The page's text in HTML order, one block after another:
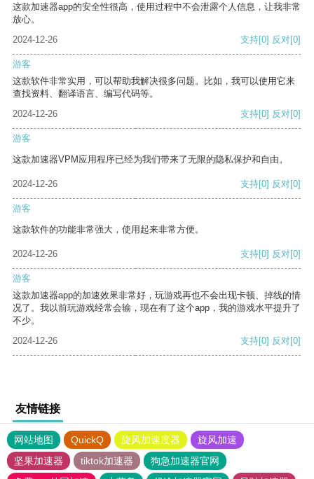
这款加速器app的安全性很高，使用过程中不会泄露个人信息，让我非常
放心。
2024-12-26
支持[0] 反对[0]
游客
这款软件非常实用，可以帮助我解决很多问题。比如，我可以使用它来
查找资料、翻译语言、编写代码等。
2024-12-26
支持[0] 反对[0]
游客
这款加速器VPM应用程序已经为我们带来了无限的隐私保护和自由。
2024-12-26 支持[0] 反对[0]
游客
这款软件的功能非常强大，使用起来非常方便。
2024-12-26 支持[0] 反对[0]
游客
这款加速器app的加速效果非常好，玩游戏再也不会出现卡顿、掉线的情
况了。我以前玩游戏经常会输，现在有了这个app，我的游戏水平提升了
不少。
2024-12-26
支持[0] 反对[0]
友情链接
网站地图 QuickQ 旋风加速度器
旋风加速
坚果加速器
tiktok加速器
狗急加速器官网